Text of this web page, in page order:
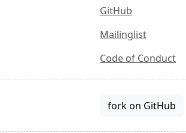
GitHub
Mailinglist
Code of Conduct
fork on GitHub